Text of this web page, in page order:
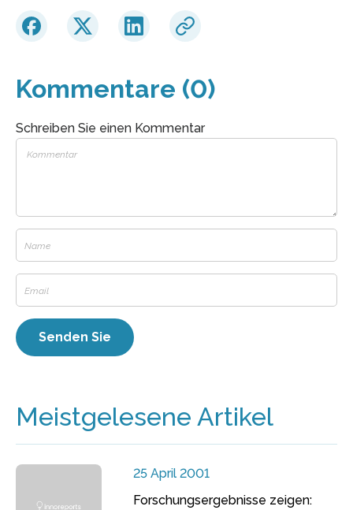
Kommentare (0)
Schreiben Sie einen Kommentar
Meistgelesene Artikel
25 April 2001
Forschungsergebnisse zeigen: